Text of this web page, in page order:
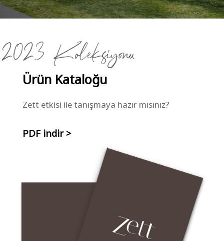
2023 Koleksiyonu
Ürün Kataloğu
Zett etkisi ile tanışmaya hazır mısınız?
PDF indir >